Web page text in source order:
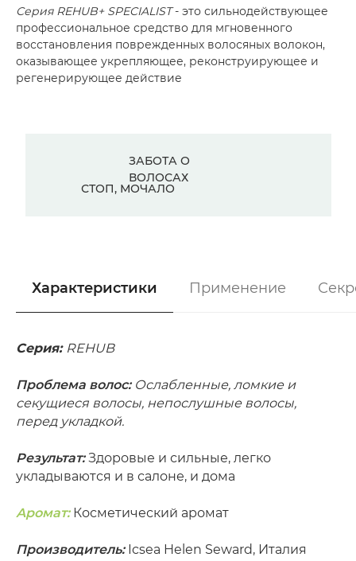
Серия REHUB+ SPECIALIST- это сильнодействующее
профессиональное средство для мгновенного
восстановления поврежденных волосяных волокон,
оказывающее укрепляющее, реконструирующее и
регенерирующее действие
ЗАБОТА О
ВОЛОСАХ
СТОП, МОЧАЛО
Характеристики Применение
Серия: REHUB
Проблема волос: Ослабленные, ломкие и
секущиеся волосы, непослушные волосы,
перед укладкой.
Результат:Здоровые и сильные, легко
укладываются и в салоне, и дома
Аромат: Косметический аромат
Производитель: Icsea Helen Seward, Италия